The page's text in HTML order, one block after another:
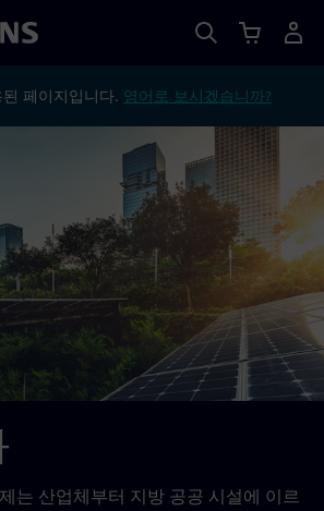
페이지입니다. 영어로 보시겠습니까?
는 산업체부터 지방 공공 시설에 이르